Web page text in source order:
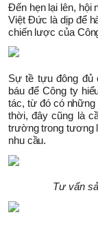
Đến hẹn lại lên, hội
Việt Đức là dịp để
chiến lược của
Sự tề tựu đông đủ
báu để Công ty
tác, từ đó có
thời, đây cũng là
trường trong tương
nhu cầu.
Tư vấn